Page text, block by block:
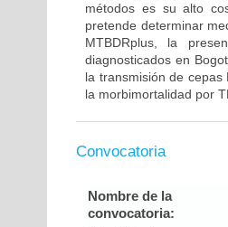
métodos es su alto
pretende determinar
MTBDRplus, la
diagnosticados en
la transmisión de
la morbimortalidad por
Convocatoria
Nombre de la
convocatoria: